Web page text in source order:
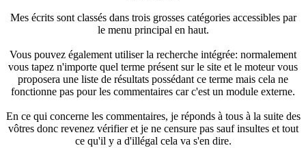
Mes écrits sont classés dans trois grosses catégories accessibles par
le menu principal en haut.
Vous pouvez également utiliser la recherche intégrée: normalement
vous tapez n'importe quel terme présent sur le site et le moteur vous
proposera une liste de résultats possédant ce terme mais cela ne
fonctionne pas pour les commentaires car c'est un module externe.
En ce qui concerne les commentaires, je réponds à tous à la suite des
vôtres donc revenez vérifier et je ne censure pas sauf insultes et tout
ce qu'il y a d'illégal cela va s'en dire.